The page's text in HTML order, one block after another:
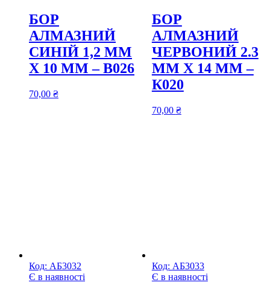
БОР
АЛМАЗНИЙ
СИНІЙ 1,2 ММ
Х 10 ММ – В026
70,00 ₴
БОР
АЛМАЗНИЙ
ЧЕРВОНИЙ 2.3
ММ Х 14 ММ –
К020
70,00 ₴
Код: АБ3032
Є в наявності
Код: АБ3033
Є в наявності